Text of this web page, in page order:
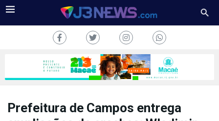
Prefeitura de Campos entrega